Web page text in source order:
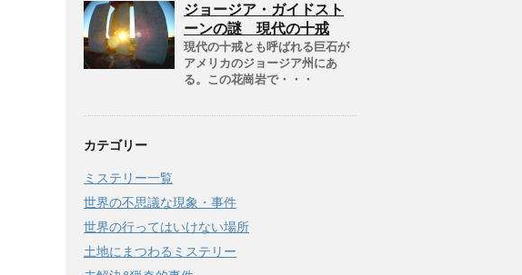
ジョージア・ガイドスト
ーンの謎 現代の十戒
現代の十戒とも呼ばれる巨石が
アメリカのジョージア州にあ
る。この花崗岩で・・・
カテゴリー
ミステリー一覧
世界の不思議な現象・事件
世界の行ってはいけない場所
土地にまつわるミステリー